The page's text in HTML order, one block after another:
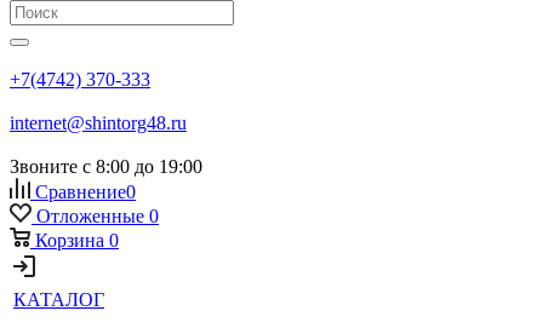
+7(4742) 370-333
internet@shintorg48.ru
Звоните с 8:00 до 19:00
Сравнение0
Отложенные 0
Корзина 0
КАТАЛОГ